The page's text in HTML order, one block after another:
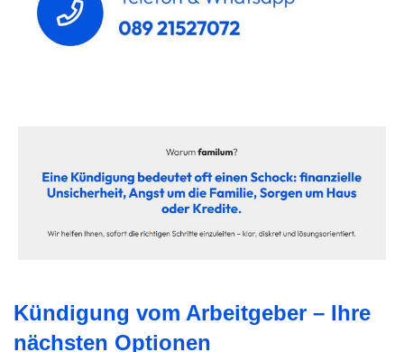
Kündigung vom Arbeitgeber – Ihre
nächsten Optionen